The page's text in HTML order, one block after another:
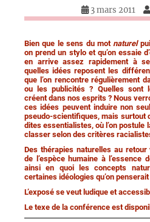
3 mars 2011
Bien que le sens du motnaturel
on prend un stylo et qu’on essaie
en arrive assez rapidement à
quelles idées reposent les
que l’on rencontre régulièrement
ou les publicités ? Quelles sont
créent dans nos esprits ? Nous
ces idées peuvent induire non
pseudo-scientifiques, mais surtout
dites essentialistes, où l’on postule
classer selon des critères
Des thérapies naturelles au
de l’espèce humaine à
ainsi en quoi les concepts
certaines idéologies qu’on
L’exposé se veut ludique et
Le texe de la conférence est